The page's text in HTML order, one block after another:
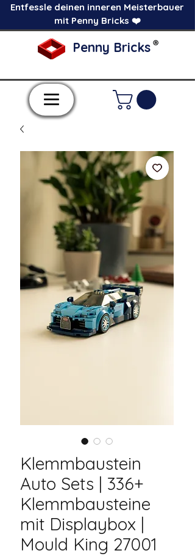
Entfessle deinen inneren Meisterbauer
mit Penny Bricks ❤️
Penny Bricks ®
Klemmbaustein
Auto Sets | 336+
Klemmbausteine
mit Displaybox |
Mould King 27001